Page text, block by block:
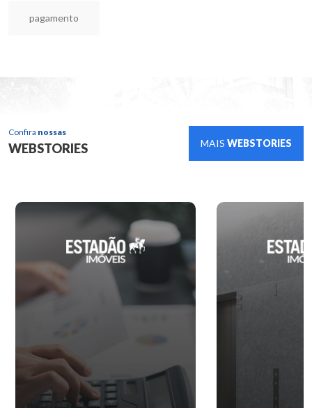
pagamento
Confira nossas
WEBSTORIES MAIS WEBSTORIES